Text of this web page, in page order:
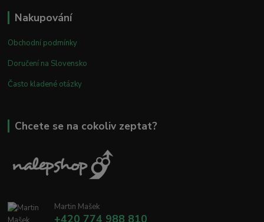
Nakupování
Obchodní podmínky
Doručení na Slovensko
Často kladené otázky
Chcete se na cokoliv zeptat?
Martin Mašek
+420 774 988 810